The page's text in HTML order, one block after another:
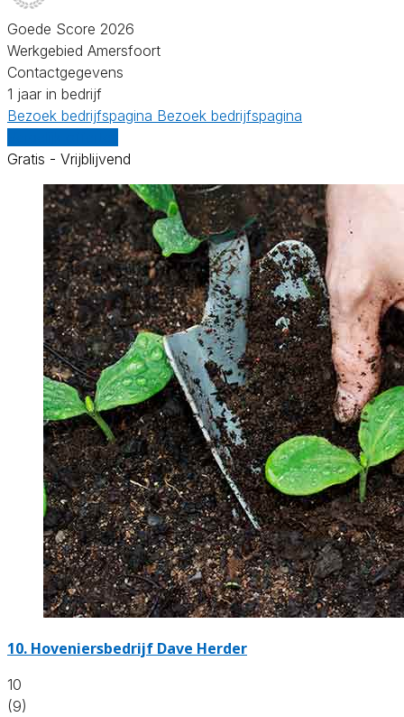
Goede Score 2026
Werkgebied Amersfoort
Contactgegevens
1 jaar in bedrijf
Bezoek bedrijfspagina Bezoek bedrijfspagina
Gratis - Vrijblijvend
10. Hoveniersbedrijf Dave Herder
10
(9)